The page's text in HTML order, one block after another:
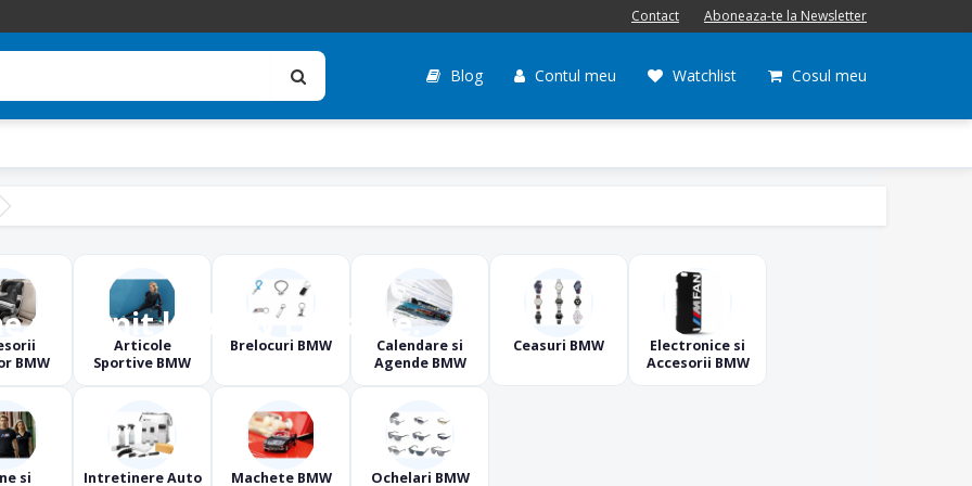
Contact Aboneaza-te la Newsletter
Blog Contul meu Watchlist Cosul meu
BMW
Articole
Sportive BMW
Brelocuri BMW
Calendare si
Agende BMW
Ceasuri BMW
Electronice si
Accesorii BMW
si
Intretinere Auto
Machete BMW Ochelari BMW
ați venit la BMW Lifestyle.